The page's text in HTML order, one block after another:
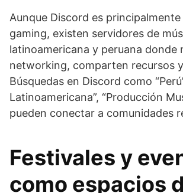
Aunque Discord es
gaming, existen servidores de
latinoamericana y peruana donde
networking, comparten recursos
Búsquedas en Discord como
Latinoamericana”, “Producción
pueden conectar a comunidades
Festivales y
como espacios